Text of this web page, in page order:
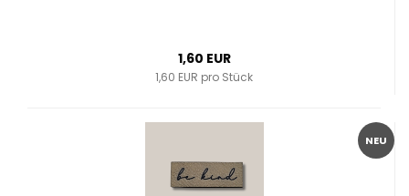
1,60 EUR
1,60 EUR pro Stück
NEU